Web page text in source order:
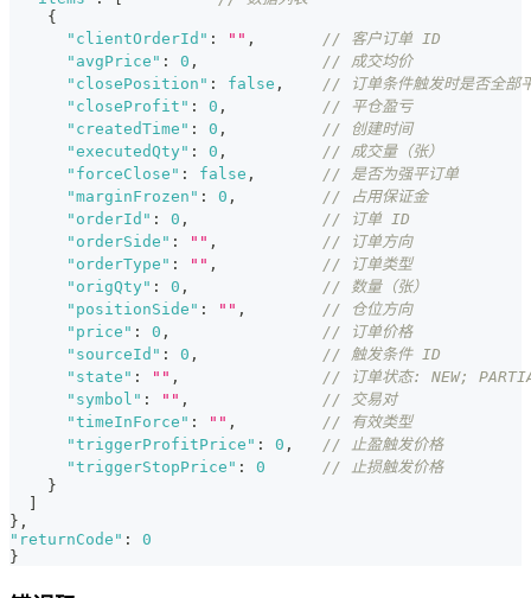
{
"clientOrderId" : "" ,
// 客户订单 ID
"avgPrice" : 0 ,
// 成交均价
"closePosition" : false ,
// 订单条件触发时是否全部
"closeProfit" : 0 ,
// 平仓盈亏
"createdTime" : 0 ,
// 创建时间
"executedQty" : 0 ,
// 成交量（张）
"forceClose" : false ,
// 是否为强平订单
"marginFrozen" : 0 ,
// 占用保证金
"orderId" : 0 ,
// 订单 ID
"orderSide" : "" ,
// 订单方向
"orderType" : "" ,
// 订单类型
"origQty" : 0 ,
// 数量（张）
"positionSide" : "" ,
// 仓位方向
"price" : 0 ,
// 订单价格
"sourceId" : 0 ,
// 触发条件 ID
"state" : "" ,
// 订单状态: NEW;
"symbol" : "" ,
// 交易对
"timeInForce" : "" ,
// 有效类型
"triggerProfitPrice" : 0 ,
// 止盈触发价格
"triggerStopPrice" : 0
// 止损触发价格
}
]
} ,
"returnCode" :
0
}